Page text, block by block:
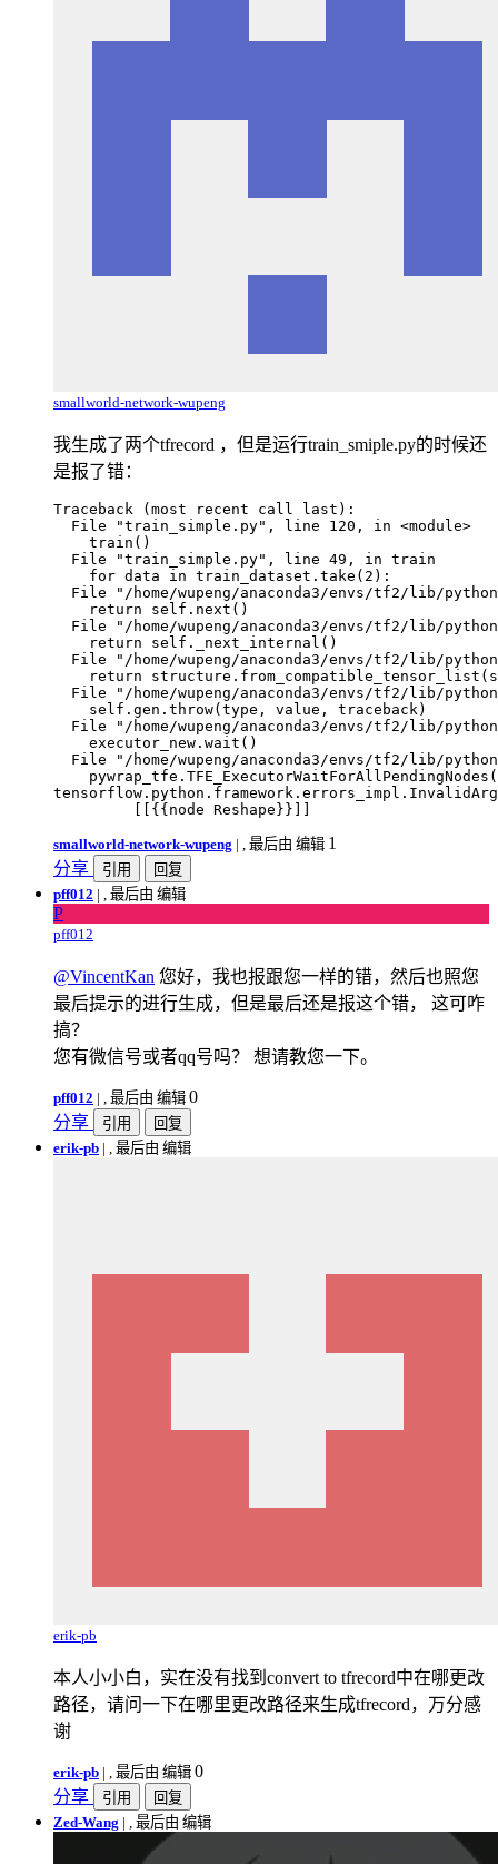
smallworld-network-wupeng
我生成了两个tfrecord ，但是运行train_smiple.py的时候还
是报了错：
Traceback (most recent call last):
  File "train_simple.py", line 120, in <module>
    train()
  File "train_simple.py", line 49, in train
    for data in train_dataset.take(2):
File "/home/wupeng/anaconda3/envs/tf2/lib/
    return self.next()
File "/home/wupeng/anaconda3/envs/tf2/lib/
    return self._next_internal()
File "/home/wupeng/anaconda3/envs/tf2/lib/
return
File "/home/wupeng/anaconda3/envs/tf2/lib/
    self.gen.throw(type, value, traceback)
File "/home/wupeng/anaconda3/envs/tf2/lib/
    executor_new.wait()
File "/home/wupeng/anaconda3/envs/tf2/lib/
smallworld-network-wupeng | , 最后由 编辑 1
分享
引用
回复
pff012 | , 最后由 编辑
P
pff012
@VincentKan 您好，我也报跟您一样的错，然后也照您
最后提示的进行生成，但是最后还是报这个错， 这可咋
搞？
您有微信号或者qq号吗？ 想请教您一下。
pff012 | , 最后由 编辑 0
分享
引用
回复
erik-pb | , 最后由 编辑
erik-pb
本人小小白，实在没有找到convert to tfrecord中在哪更改
路径，请问一下在哪里更改路径来生成tfrecord，万分感
谢
erik-pb | , 最后由 编辑 0
分享
引用
回复
Zed-Wang | , 最后由 编辑